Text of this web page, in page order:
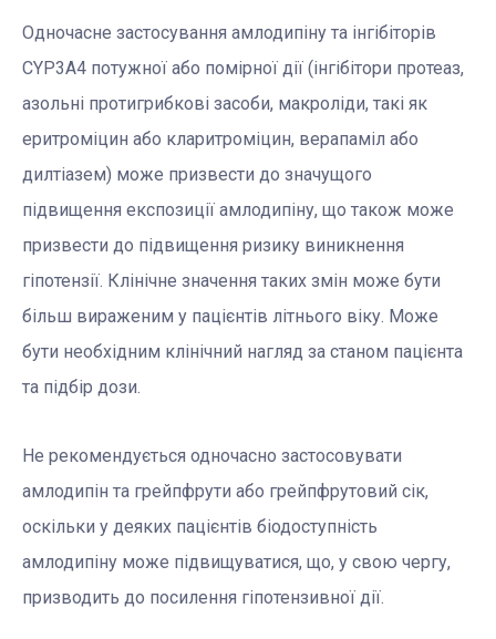
Одночасне застосування амлодипіну та інгібіторів
CYP3A4 потужної або помірної дії (інгібітори протеаз,
азольні протигрибкові засоби, макроліди, такі як
еритроміцин або кларитроміцин, верапаміл або
дилтіазем) може призвести до значущого
підвищення експозиції амлодипіну, що також може
призвести до підвищення ризику виникнення
гіпотензії. Клінічне значення таких змін може бути
більш вираженим у пацієнтів літнього віку. Може
бути необхідним клінічний нагляд за станом пацієнта
та підбір дози.
Не рекомендується одночасно застосовувати
амлодипін та грейпфрути або грейпфрутовий сік,
оскільки у деяких пацієнтів біодоступність
амлодипіну може підвищуватися, що, у свою чергу,
призводить до посилення гіпотензивної дії.